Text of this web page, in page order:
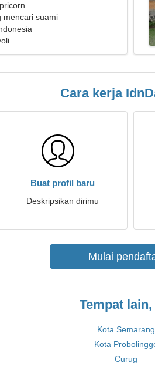
mencari suami
Cara kerja
Buat profil baru
Deskripsikan dirimu
Mulai
Tempat
Kota Semarang
Kota
Curug